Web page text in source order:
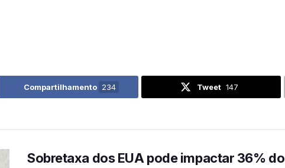
Compartilhamento 234 Tweet 147
Sobretaxa dos EUA pode impactar 36% do